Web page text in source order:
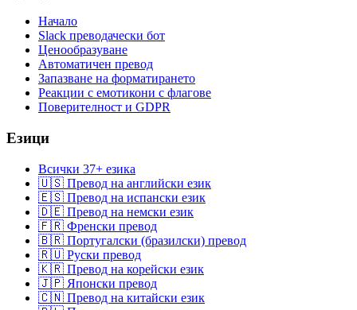
Начало
Slack преводачески бот
Ценообразуване
Автоматичен превод
Запазване на форматирането
Реакции с емотикони с флагове
Поверителност и GDPR
Езици
Всички 37+ езика
🇺🇸 Превод на английски език
🇪🇸 Превод на испански език
🇩🇪 Превод на немски език
🇫🇷 Френски превод
🇧🇷 Португалски (бразилски) превод
🇷🇺 Руски превод
🇰🇷 Превод на корейски език
🇯🇵 Японски превод
🇨🇳 Превод на китайски език